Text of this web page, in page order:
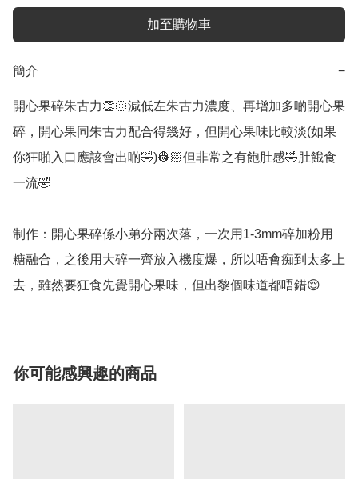
加至購物車
簡介 −
開心果碎朱古力👏🏻減低左朱古力濃度、再增加多啲開心果
碎，開心果同朱古力配合得幾好，但開心果味比較淡(如果
你狂啪入口應該會出啲🤣)👷🏻但非常之有飽肚感🤣肚餓食
一流🤣
制作：開心果碎係小弟分兩次落，一次用1-3mm碎加粉用
糖融合，之後用大碎一齊放入機度爆，所以唔會痴到太多上
去，雖然要狂食先覺開心果味，但出黎個味道都唔錯😌
你可能感興趣的商品